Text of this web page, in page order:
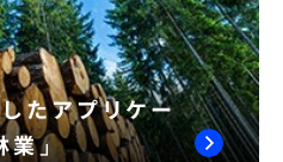
たアプリケー
業」